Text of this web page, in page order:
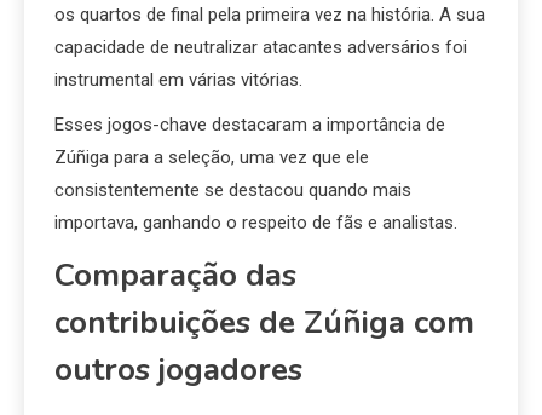
os quartos de final pela primeira vez na história. A sua
capacidade de neutralizar atacantes adversários foi
instrumental em várias vitórias.
Esses jogos-chave destacaram a importância de
Zúñiga para a seleção, uma vez que ele
consistentemente se destacou quando mais
importava, ganhando o respeito de fãs e analistas.
Comparação das
contribuições de Zúñiga com
outros jogadores